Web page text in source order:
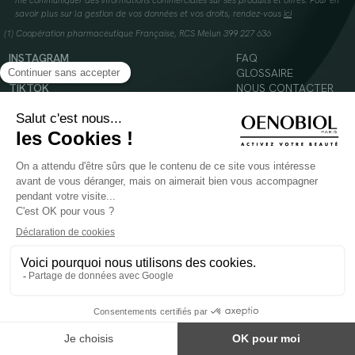
savoir plus sur la gestion de vos données et vos droits, rendez-vous ici
(1) Coopération pharmaceutique Française, RCS Melun 399 227 636
INSTAGRAM
FACEBOOK
TIKTOK
FAQ
GLOSSAIRE
NOUS CONTACTER
© 2024 Oenobiol Paris
Mentions légales
Conditions Générales d’Utilisation
Politique en matière de cookies
POUR VOTRE SANTÉ, MANGEZ AU MOINS CINQ FRUITS ET LÉGUMES PAR JOUR -
ne pas être utilisés comme substituts d'un régimes alimentaire varié et équilibré.
Réservé à l'adulte. Consulter attentivement l'étiquetage des produits avant l'utilisation.